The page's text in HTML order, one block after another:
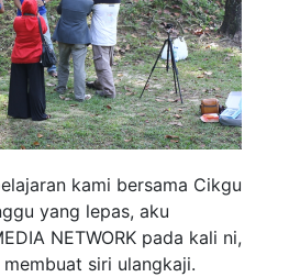
kami bersama Cikgu
yang lepas, aku
NETWORK pada kali ni,
siri ulangkaji.